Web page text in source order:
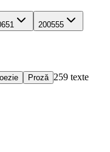
51 200555
Proză 259 texte